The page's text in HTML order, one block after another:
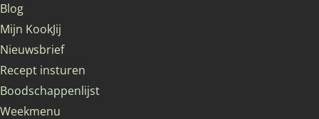
Blog
Mijn KookJij
Nieuwsbrief
Recept insturen
Boodschappenlijst
Weekmenu